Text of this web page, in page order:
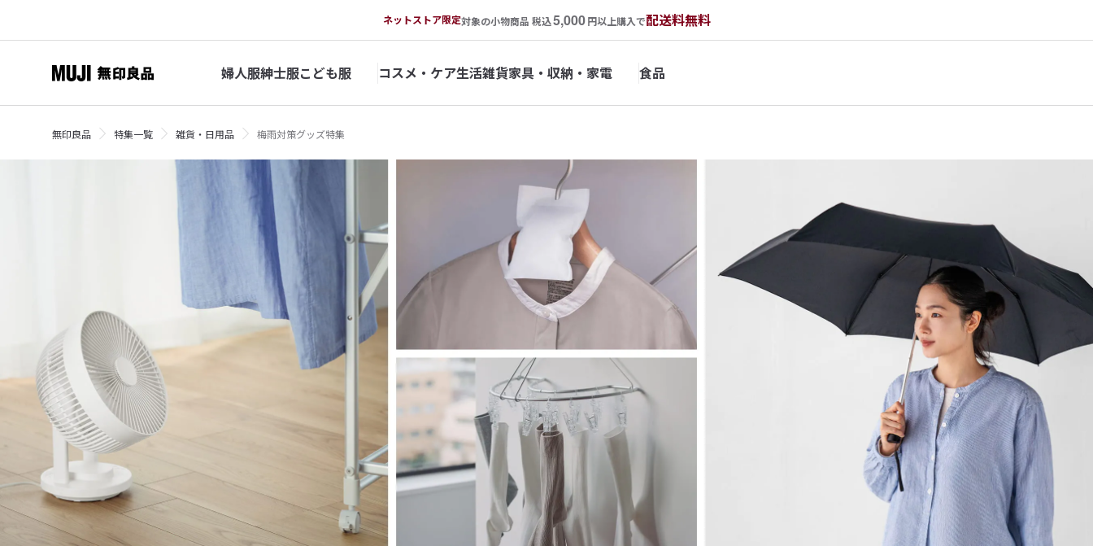
ネットストア限定対象の小物商品 税込5,000円以上購入で配送料無料
婦人服紳士服こども服 コスメ・ケア生活雑貨家具・収納・家電 食品
無印良品 特集一覧 雑貨・日用品 梅雨対策グッズ特集